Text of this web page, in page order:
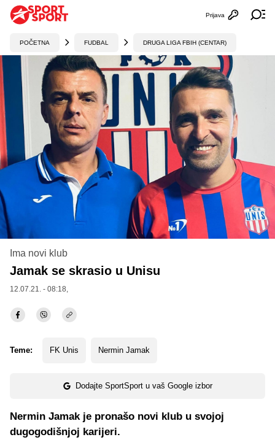
Otvori
Prijava
POČETNA FUDBAL DRUGA LIGA FBIH (CENTAR)
Ima novi klub
Jamak se skrasio u Unisu
12.07.21. - 08:18,
Teme: FK Unis Nermin Jamak
Dodajte SportSport u vaš Google izbor
Nermin Jamak je pronašo novi klub u svojoj
dugogodišnjoj karijeri.